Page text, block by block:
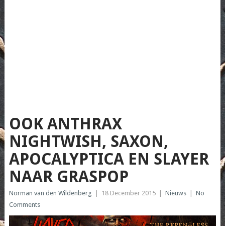
OOK ANTHRAX
NIGHTWISH, SAXON,
APOCALYPTICA EN SLAYER
NAAR GRASPOP
Norman van den Wildenberg 18 December 2015 Nieuws
No
Comments